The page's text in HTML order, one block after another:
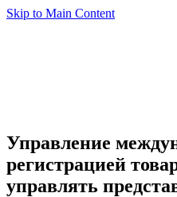
Skip to Main Content
Управление
регистрацией
управлять